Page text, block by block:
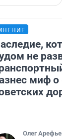
не
миф о
Олег Арефьев